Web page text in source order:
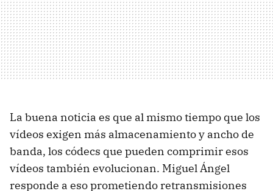
La buena noticia es que al mismo tiempo que los
vídeos exigen más almacenamiento y ancho de
banda, los códecs que pueden comprimir esos
vídeos también evolucionan. Miguel Ángel
responde a eso prometiendo retransmisiones